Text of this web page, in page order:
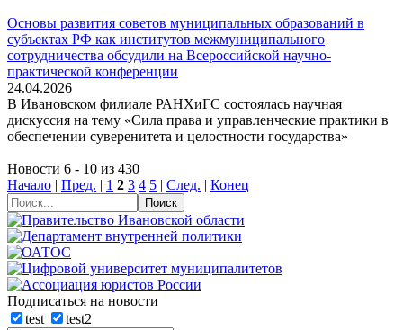
Основы развития советов муниципальных образований в
субъектах РФ как институтов межмуниципального
сотрудничества обсудили на Всероссийской научно-
практической конференции
24.04.2026
В Ивановском филиале РАНХиГС состоялась научная
дискуссия на тему «Сила права и управленческие практики в
обеспечении суверенитета и целостности государства»
Новости 6 - 10 из 430
Начало | Пред. | 1 2 3 4 5 | След. | Конец
Подписаться на новости
test
test2